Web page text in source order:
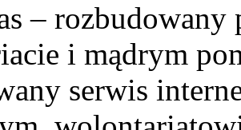
–
i mądrym
serwis